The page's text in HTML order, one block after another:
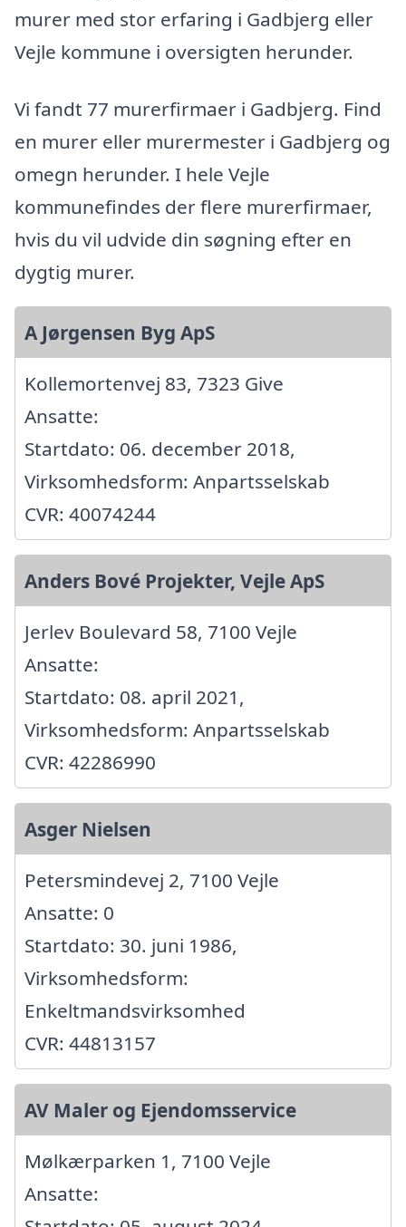
murer med stor erfaring i Gadbjerg eller
Vejle kommune i oversigten herunder.
Vi fandt 77 murerfirmaer i Gadbjerg. Find
en murer eller murermester i Gadbjerg og
omegn herunder. I hele Vejle
kommunefindes der flere murerfirmaer,
hvis du vil udvide din søgning efter en
dygtig murer.
A Jørgensen Byg ApS
Kollemortenvej 83, 7323 Give
Ansatte:
Startdato: 06. december 2018,
Virksomhedsform: Anpartsselskab
CVR: 40074244
Anders Bové Projekter, Vejle ApS
Jerlev Boulevard 58, 7100 Vejle
Ansatte:
Startdato: 08. april 2021,
Virksomhedsform: Anpartsselskab
CVR: 42286990
Asger Nielsen
Petersmindevej 2, 7100 Vejle
Ansatte: 0
Startdato: 30. juni 1986,
Virksomhedsform:
Enkeltmandsvirksomhed
CVR: 44813157
AV Maler og Ejendomsservice
Mølkærparken 1, 7100 Vejle
Ansatte: